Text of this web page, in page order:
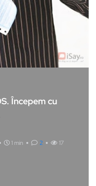
Începem cu
1 min 2 17